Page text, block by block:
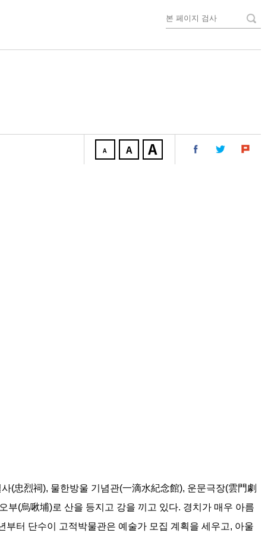
(忠烈祠), 물한방울 기념관(一滴水紀念館), 운문극장(雲門劇
(烏啾埔)로 산을 등지고 강을 끼고 있다. 경치가 매우 아름
터 단수이 고적박물관은 예술가 모집 계획을 세우고, 아울